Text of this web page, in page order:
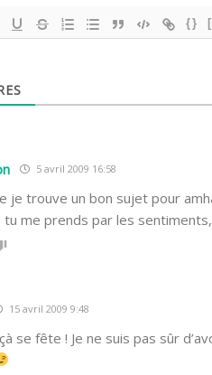
{}
5 avril 2009 16:58
je trouve un bon sujet pour
tu me prends par les
15 avril 2009 9:48
se fête ! Je ne suis pas sûr